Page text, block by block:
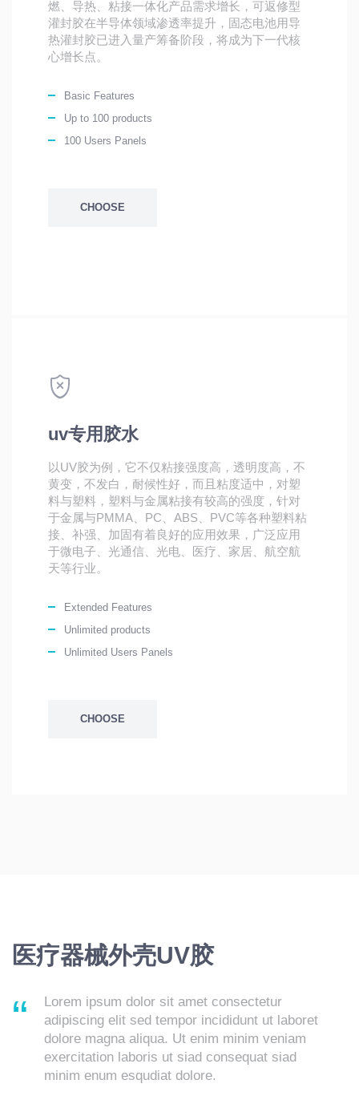
燃、导热、粘接一体化产品需求增长，可返修型
灌封胶在半导体领域渗透率提升，固态电池用导
热灌封胶已进入量产筹备阶段，将成为下一代核
心增长点。
Basic Features
Up to 100 products
100 Users Panels
CHOOSE
uv专用胶水
以UV胶为例，它不仅粘接强度高，透明度高，不
黄变，不发白，耐候性好，而且粘度适中，对塑
料与塑料，塑料与金属粘接有较高的强度，针对
于金属与PMMA、PC、ABS、PVC等各种塑料粘
接、补强、加固有着良好的应用效果，广泛应用
于微电子、光通信、光电、医疗、家居、航空航
天等行业。
Extended Features
Unlimited products
Unlimited Users Panels
CHOOSE
医疗器械外壳UV胶
Lorem ipsum dolor sit amet consectetur
adipiscing elit sed tempor incididunt ut laboret
dolore magna aliqua. Ut enim minim veniam
exercitation laboris ut siad consequat siad
minim enum esqudiat dolore.